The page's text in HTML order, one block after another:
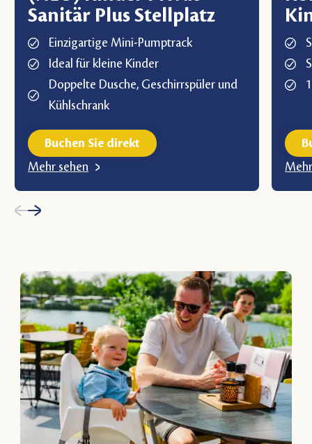
Sanitär Plus Stellplatz
Einzigartige Mini-Pumptrack
Ideal für kleine Kinder
Doppelte Dusche, Geschirrspüler und
Kühlschrank
Mehr sehen
Buchen Sie direkt